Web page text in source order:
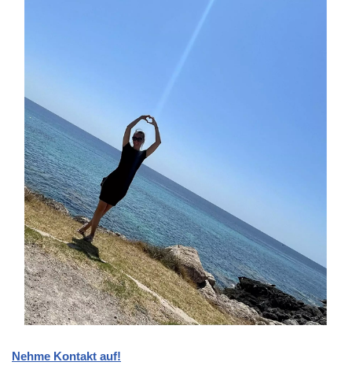
Nehme Kontakt auf!